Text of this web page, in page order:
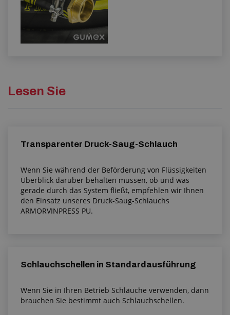
Lesen Sie
Transparenter Druck-Saug-Schlauch
Wenn Sie während der Beförderung von Flüssigkeiten
Überblick darüber behalten müssen, ob und was
gerade durch das System fließt, empfehlen wir Ihnen
den Einsatz unseres Druck-Saug-Schlauchs
ARMORVINPRESS PU.
Schlauchschellen in Standardausführung
Wenn Sie in Ihren Betrieb Schläuche verwenden, dann
brauchen Sie bestimmt auch Schlauchschellen.